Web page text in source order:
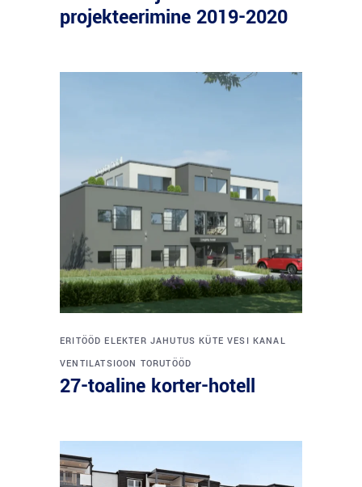
projekteerimine 2019-2020
ERITÖÖD ELEKTER JAHUTUS KÜTE VESI KANAL
VENTILATSIOON TORUTÖÖD
27-toaline korter-hotell